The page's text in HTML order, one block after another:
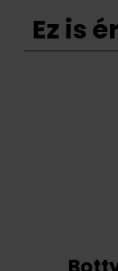
Ez is